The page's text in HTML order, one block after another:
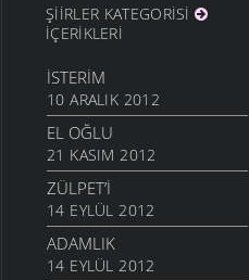
ŞIIRLER KATEGORISI
İÇERIKLERI
İSTERIM
10 ARALIK 2012
EL OĞLU
21 KASIM 2012
ZÜLPET’I
14 EYLÜL 2012
ADAMLIK
14 EYLÜL 2012